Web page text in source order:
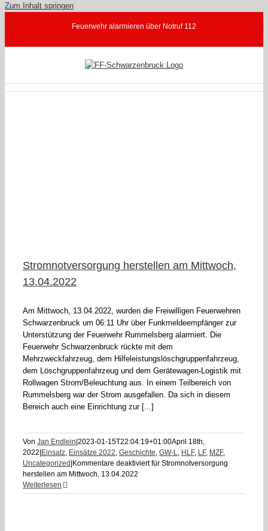
Zum Inhalt springen
Feuerwehr alarmieren über Notruf 112
Stromnotversorgung herstellen am Mittwoch,
13.04.2022
Am Mittwoch, 13.04.2022, wurden die Freiwilligen Feuerwehren
Schwarzenbruck um 06:11 Uhr über Funkmeldeempfänger zur
Unterstützung der Feuerwehr Rummelsberg alarmiert. Die
Feuerwehr Schwarzenbruck rückte mit dem
Mehrzweckfahrzeug, dem Hilfeleistungslöschgruppenfahrzeug,
dem Löschgruppenfahrzeug und dem Gerätewagen-Logistik mit
Rollwagen Strom/Beleuchtung aus. In einem Teilbereich von
Rummelsberg war der Strom ausgefallen. Da sich in diesem
Bereich auch eine Einrichtung zur [...]
Von Jan Endlein 2023-01-15T22:04:19+01:00April 18th,
2022 Einsatz, Einsätze 2022, Geschichte, GW-L, HLF, LF, MZF,
Uncategorized Kommentare deaktiviertfür Stromnotversorgung
herstellen am Mittwoch, 13.04.2022
Weiterlesen